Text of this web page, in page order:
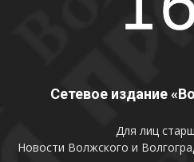
Сетевое издание
Для лиц
Новости Волжского и